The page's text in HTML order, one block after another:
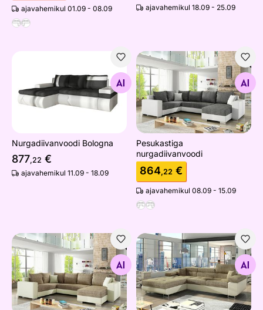
ajavahemikul 01.09 - 08.09 ajavahemikul 18.09 - 25.09
Otsi sarnaseid
Nurgadiivanvoodi Bologna
877,22 €
ajavahemikul 11.09 - 18.09
Pesukastiga
Otsi sarnaseid
Pesukastiga
nurgadiivanvoodi
864,22 €
ajavahemikul 08.09 - 15.09
Pesukastiga nurgadiivanvoodi
Otsi sarnaseid
Pesukastiga
Otsi sarnaseid